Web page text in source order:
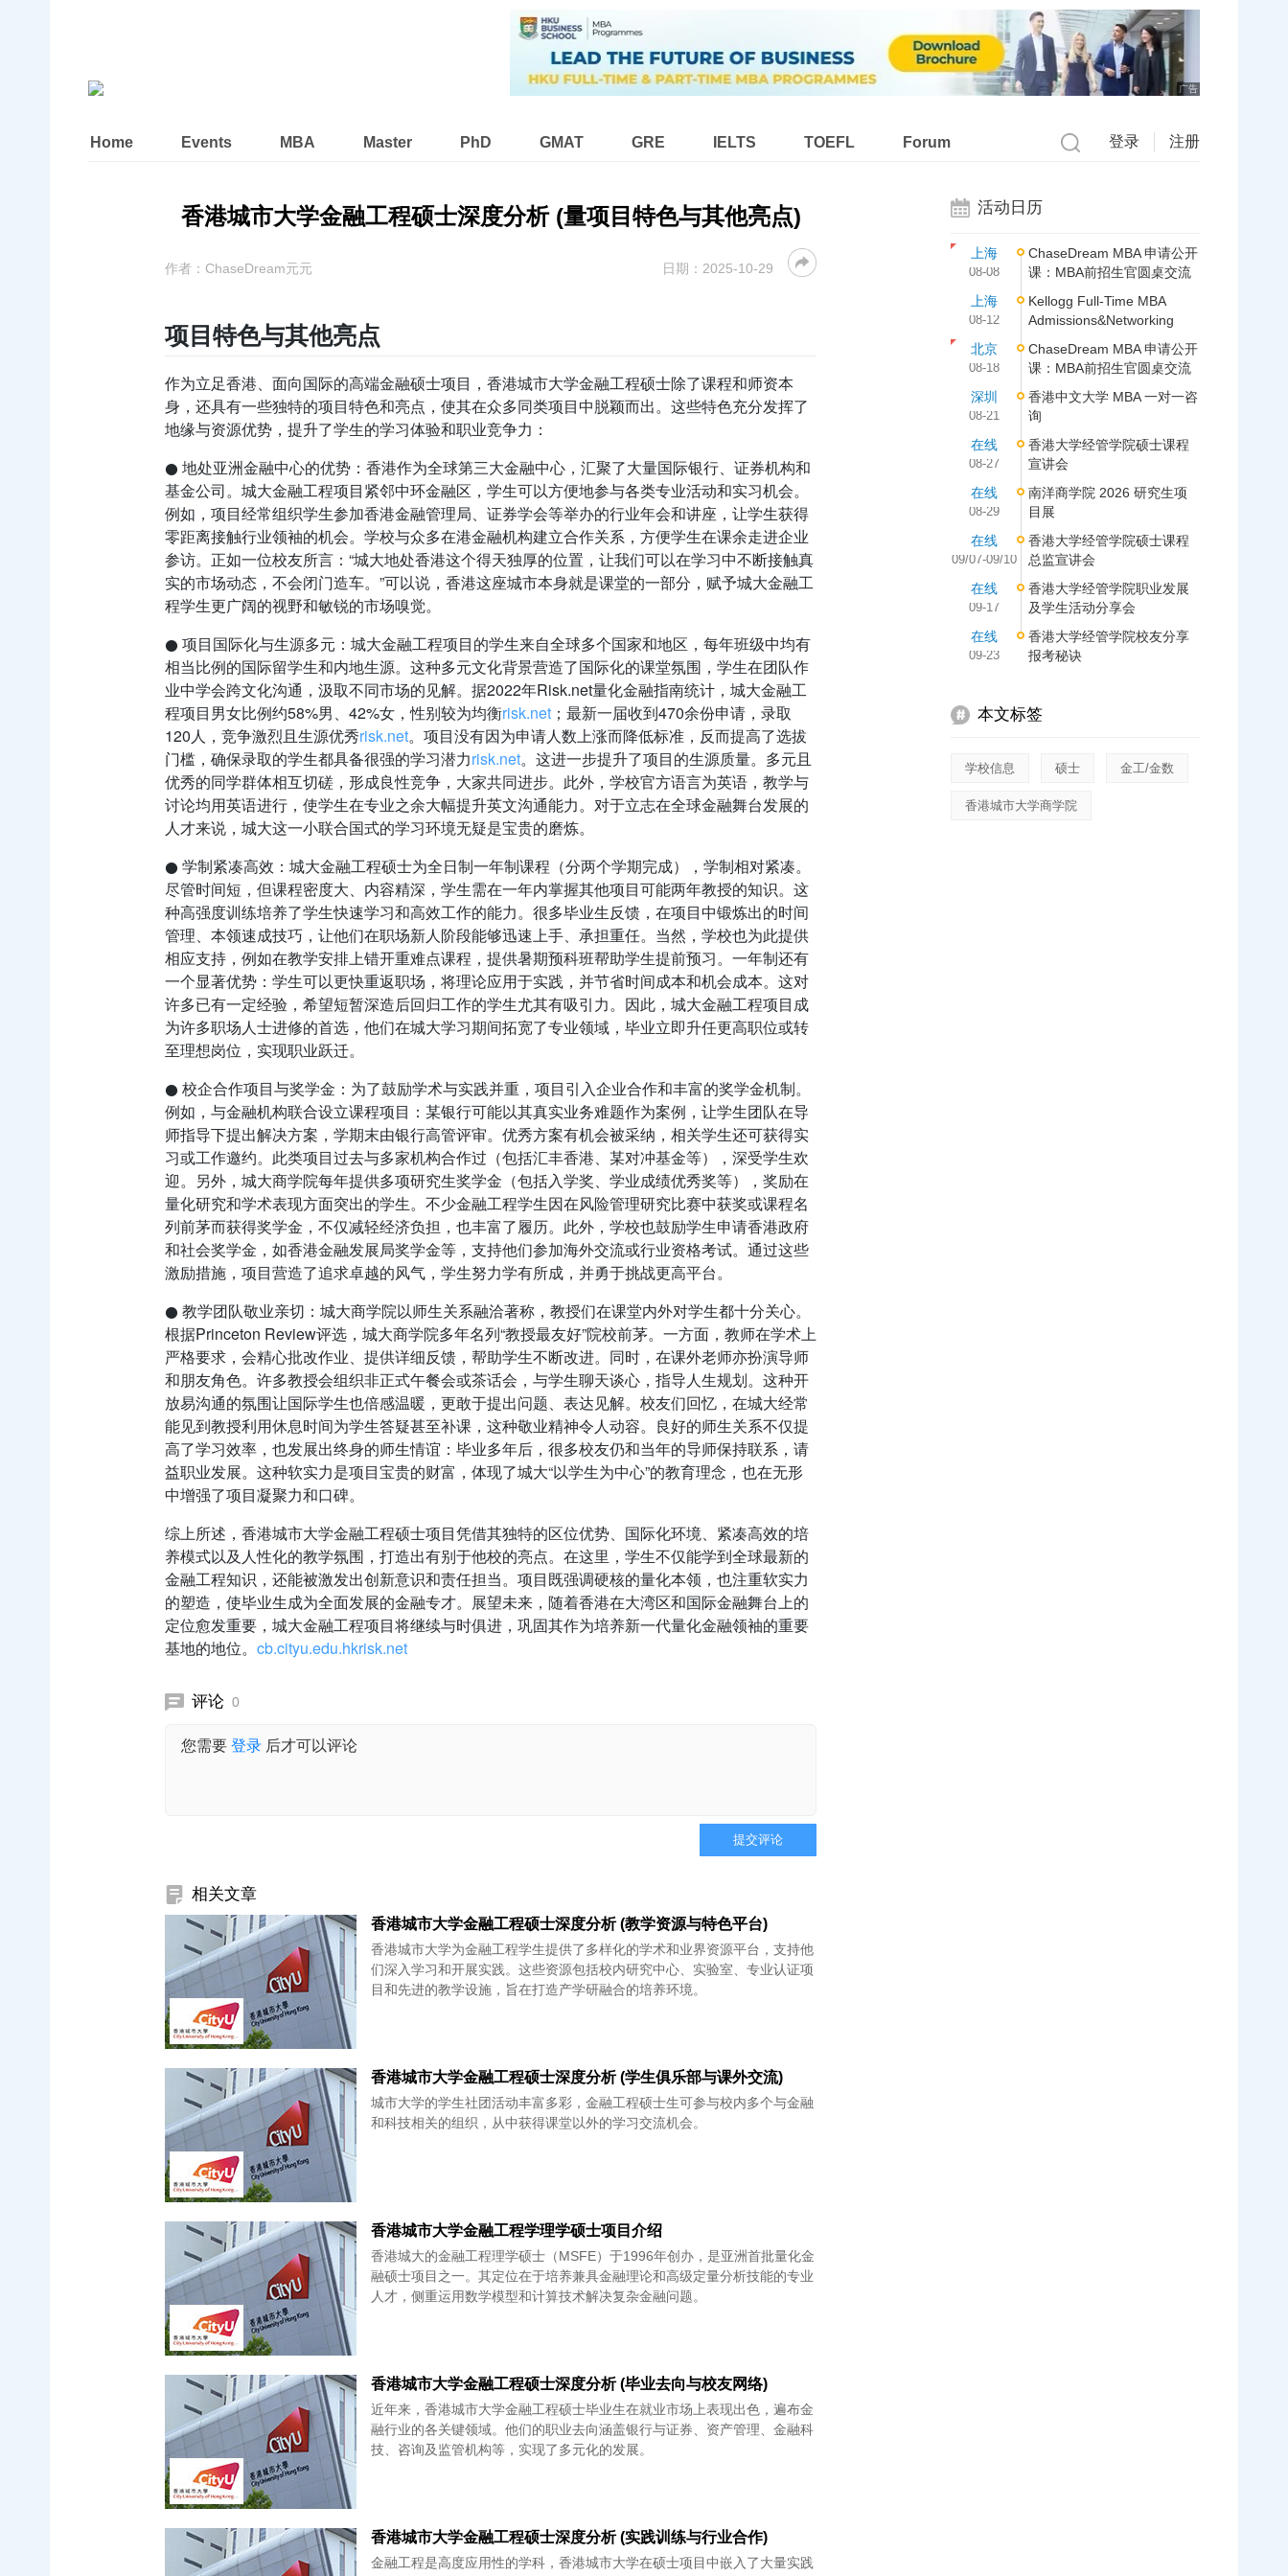
广告
Home Events MBA Master PhD GMAT GRE IELTS TOEFL Forum 登录 注册
香港城市大学金融工程硕士深度分析 (量项目特色与其他亮点)
作者： ChaseDream元元 日期： 2025-10-29
项目特色与其他亮点
作为立足香港、面向国际的高端金融硕士项目，香港城市大学金融工程硕士除了课程和师资本
身，还具有一些独特的项目特色和亮点，使其在众多同类项目中脱颖而出。这些特色充分发挥了
地缘与资源优势，提升了学生的学习体验和职业竞争力：
● 地处亚洲金融中心的优势：香港作为全球第三大金融中心，汇聚了大量国际银行、证券机构和
基金公司。城大金融工程项目紧邻中环金融区，学生可以方便地参与各类专业活动和实习机会。
例如，项目经常组织学生参加香港金融管理局、证券学会等举办的行业年会和讲座，让学生获得
零距离接触行业领袖的机会。学校与众多在港金融机构建立合作关系，方便学生在课余走进企业
参访。正如一位校友所言：“城大地处香港这个得天独厚的位置，让我们可以在学习中不断接触真
实的市场动态，不会闭门造车。”可以说，香港这座城市本身就是课堂的一部分，赋予城大金融工
程学生更广阔的视野和敏锐的市场嗅觉。
● 项目国际化与生源多元：城大金融工程项目的学生来自全球多个国家和地区，每年班级中均有
相当比例的国际留学生和内地生源。这种多元文化背景营造了国际化的课堂氛围，学生在团队作
业中学会跨文化沟通，汲取不同市场的见解。据2022年Risk.net量化金融指南统计，城大金融工
程项目男女比例约58%男、42%女，性别较为均衡risk.net ；最新一届收到470余份申请，录取
120人，竞争激烈且生源优秀risk.net。项目没有因为申请人数上涨而降低标准，反而提高了选拔
门槛，确保录取的学生都具备很强的学习潜力risk.net。这进一步提升了项目的生源质量。多元且
优秀的同学群体相互切磋，形成良性竞争，大家共同进步。此外，学校官方语言为英语，教学与
讨论均用英语进行，使学生在专业之余大幅提升英文沟通能力。对于立志在全球金融舞台发展的
人才来说，城大这一小联合国式的学习环境无疑是宝贵的磨炼。
● 学制紧凑高效：城大金融工程硕士为全日制一年制课程（分两个学期完成），学制相对紧凑。
尽管时间短，但课程密度大、内容精深，学生需在一年内掌握其他项目可能两年教授的知识。这
种高强度训练培养了学生快速学习和高效工作的能力。很多毕业生反馈，在项目中锻炼出的时间
管理、本领速成技巧，让他们在职场新人阶段能够迅速上手、承担重任。当然，学校也为此提供
相应支持，例如在教学安排上错开重难点课程，提供暑期预科班帮助学生提前预习。一年制还有
一个显著优势：学生可以更快重返职场，将理论应用于实践，并节省时间成本和机会成本。这对
许多已有一定经验，希望短暂深造后回归工作的学生尤其有吸引力。因此，城大金融工程项目成
为许多职场人士进修的首选，他们在城大学习期间拓宽了专业领域，毕业立即升任更高职位或转
至理想岗位，实现职业跃迁。
● 校企合作项目与奖学金：为了鼓励学术与实践并重，项目引入企业合作和丰富的奖学金机制。
例如，与金融机构联合设立课程项目：某银行可能以其真实业务难题作为案例，让学生团队在导
师指导下提出解决方案，学期末由银行高管评审。优秀方案有机会被采纳，相关学生还可获得实
习或工作邀约。此类项目过去与多家机构合作过（包括汇丰香港、某对冲基金等），深受学生欢
迎。另外，城大商学院每年提供多项研究生奖学金（包括入学奖、学业成绩优秀奖等），奖励在
量化研究和学术表现方面突出的学生。不少金融工程学生因在风险管理研究比赛中获奖或课程名
列前茅而获得奖学金，不仅减轻经济负担，也丰富了履历。此外，学校也鼓励学生申请香港政府
和社会奖学金，如香港金融发展局奖学金等，支持他们参加海外交流或行业资格考试。通过这些
激励措施，项目营造了追求卓越的风气，学生努力学有所成，并勇于挑战更高平台。
● 教学团队敬业亲切：城大商学院以师生关系融洽著称，教授们在课堂内外对学生都十分关心。
根据Princeton Review评选，城大商学院多年名列“教授最友好”院校前茅。一方面，教师在学术上
严格要求，会精心批改作业、提供详细反馈，帮助学生不断改进。同时，在课外老师亦扮演导师
和朋友角色。许多教授会组织非正式午餐会或茶话会，与学生聊天谈心，指导人生规划。这种开
放易沟通的氛围让国际学生也倍感温暖，更敢于提出问题、表达见解。校友们回忆，在城大经常
能见到教授利用休息时间为学生答疑甚至补课，这种敬业精神令人动容。良好的师生关系不仅提
高了学习效率，也发展出终身的师生情谊：毕业多年后，很多校友仍和当年的导师保持联系，请
益职业发展。这种软实力是项目宝贵的财富，体现了城大“以学生为中心”的教育理念，也在无形
中增强了项目凝聚力和口碑。
综上所述，香港城市大学金融工程硕士项目凭借其独特的区位优势、国际化环境、紧凑高效的培
养模式以及人性化的教学氛围，打造出有别于他校的亮点。在这里，学生不仅能学到全球最新的
金融工程知识，还能被激发出创新意识和责任担当。项目既强调硬核的量化本领，也注重软实力
的塑造，使毕业生成为全面发展的金融专才。展望未来，随着香港在大湾区和国际金融舞台上的
定位愈发重要，城大金融工程项目将继续与时俱进，巩固其作为培养新一代量化金融领袖的重要
基地的地位。 cb.cityu.edu.hkrisk.net
评论 0
您需要 登录 后才可以评论
提交评论
相关文章
香港城市大学金融工程硕士深度分析 (教学资源与特色平台)
香港城市大学为金融工程学生提供了多样化的学术和业界资源平台，支持他
们深入学习和开展实践。这些资源包括校内研究中心、实验室、专业认证项
目和先进的教学设施，旨在打造产学研融合的培养环境。
香港城市大学金融工程硕士深度分析 (学生俱乐部与课外交流)
城市大学的学生社团活动丰富多彩，金融工程硕士生可参与校内多个与金融
和科技相关的组织，从中获得课堂以外的学习交流机会。
香港城市大学金融工程学理学硕士项目介绍
香港城大的金融工程理学硕士（MSFE）于1996年创办，是亚洲首批量化金
融硕士项目之一。其定位在于培养兼具金融理论和高级定量分析技能的专业
人才，侧重运用数学模型和计算技术解决复杂金融问题。
香港城市大学金融工程硕士深度分析 (毕业去向与校友网络)
近年来，香港城市大学金融工程硕士毕业生在就业市场上表现出色，遍布金
融行业的各关键领域。他们的职业去向涵盖银行与证券、资产管理、金融科
技、咨询及监管机构等，实现了多元化的发展。
香港城市大学金融工程硕士深度分析 (实践训练与行业合作)
金融工程是高度应用性的学科，香港城市大学在硕士项目中嵌入了大量实践
活动日历
上海
08-08
ChaseDream MBA 申请公开
课：MBA前招生官圆桌交流
上海
08-12
Kellogg Full-Time MBA
Admissions&Networking
北京
08-18
ChaseDream MBA 申请公开
课：MBA前招生官圆桌交流
深圳
08-21
香港中文大学 MBA 一对一咨
询
在线
08-27
香港大学经管学院硕士课程
宣讲会
在线
08-29
南洋商学院 2026 研究生项
目展
在线
09/07-09/10
香港大学经管学院硕士课程
总监宣讲会
在线
09-17
香港大学经管学院职业发展
及学生活动分享会
在线
09-23
香港大学经管学院校友分享
报考秘诀
本文标签
学校信息 硕士 金工/金数
香港城市大学商学院